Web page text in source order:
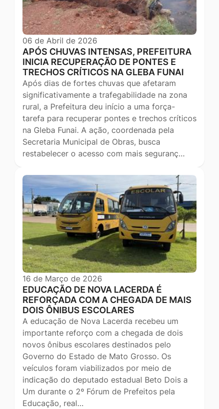
06 de Abril de 2026
APÓS CHUVAS INTENSAS, PREFEITURA
INICIA RECUPERAÇÃO DE PONTES E
TRECHOS CRÍTICOS NA GLEBA FUNAI
Após dias de fortes chuvas que afetaram
significativamente a trafegabilidade na zona
rural, a Prefeitura deu início a uma força-
tarefa para recuperar pontes e trechos críticos
na Gleba Funai. A ação, coordenada pela
Secretaria Municipal de Obras, busca
restabelecer o acesso com mais seguranç…
16 de Março de 2026
EDUCAÇÃO DE NOVA LACERDA É
REFORÇADA COM A CHEGADA DE MAIS
DOIS ÔNIBUS ESCOLARES
A educação de Nova Lacerda recebeu um
importante reforço com a chegada de dois
novos ônibus escolares destinados pelo
Governo do Estado de Mato Grosso. Os
veículos foram viabilizados por meio de
indicação do deputado estadual Beto Dois a
Um durante o 2º Fórum de Prefeitos pela
Educação, real…